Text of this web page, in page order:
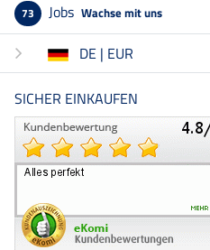
73 Jobs Wachse mit uns
DE | EUR
SICHER EINKAUFEN